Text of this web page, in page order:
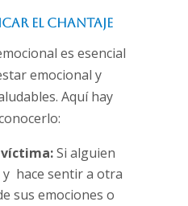
el Chantaje
es esencial
emocional y
Aquí hay
Si alguien
y hace sentir a otra
sus emociones o